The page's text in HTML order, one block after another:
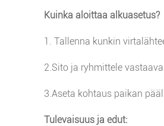
Kuinka aloittaa alkuasetus?
1. Tallenna kunkin
2.Sito ja ryhmittele
3.Aseta kohtaus paikan
Tulevaisuus ja edut: